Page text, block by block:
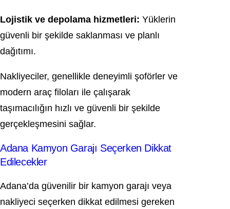
Lojistik ve depolama hizmetleri: Yüklerin
güvenli bir şekilde saklanması ve planlı
dağıtımı.
Nakliyeciler, genellikle deneyimli şoförler ve
modern araç filoları ile çalışarak
taşımacılığın hızlı ve güvenli bir şekilde
gerçekleşmesini sağlar.
Adana Kamyon Garajı Seçerken Dikkat
Edilecekler
Adana’da güvenilir bir kamyon garajı veya
nakliyeci seçerken dikkat edilmesi gereken